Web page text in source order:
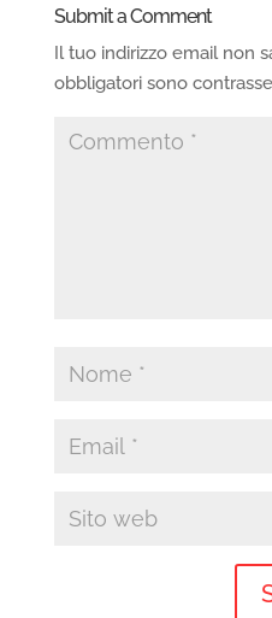
Submit a Comment
Il tuo indirizzo email non
obbligatori sono